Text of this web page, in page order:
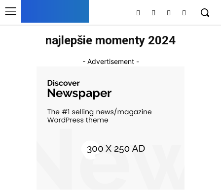
najlepšie momenty 2024
- Advertisement -